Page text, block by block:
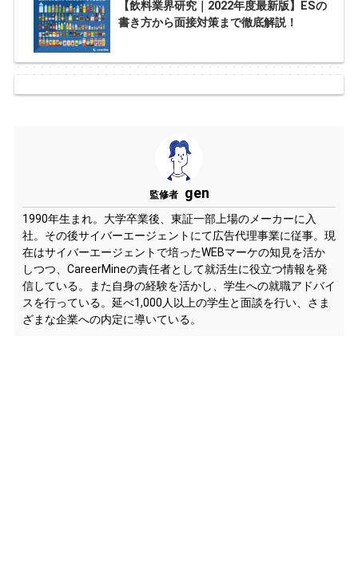
【飲料業界研究｜2022年度最新版】ESの
書き方から面接対策まで徹底解説！
監修者 gen
1990年生まれ。大学卒業後、東証一部上場のメーカーに入
社。その後サイバーエージェントにて広告代理事業に従事。現
在はサイバーエージェントで培ったWEBマーケの知見を活か
しつつ、CareerMineの責任者として就活生に役立つ情報を発
信している。また自身の経験を活かし、学生への就職アドバイ
スを行っている。延べ1,000人以上の学生と面談を行い、さま
ざまな企業への内定に導いている。